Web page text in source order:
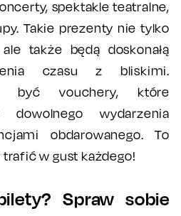
spektakle teatralne,
Takie prezenty nie tylko
także będą doskonałą
czasu z bliskimi.
być vouchery, które
dowolnego wydarzenia
obdarowanego. To
trafić w gust każdego!
Spraw sobie